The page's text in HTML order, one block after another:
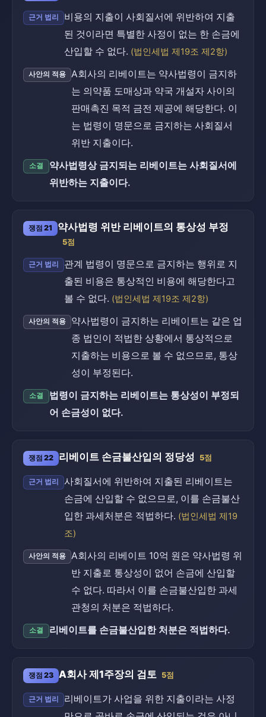
근거 법리
비용의 지출이 사회질서에 위반하여 지출
된 것이라면 특별한 사정이 없는 한 손금에
산입할 수 없다. (법인세법 제19조 제2항)
사안의 적용
A회사의 리베이트는 약사법령이 금지하
는 의약품 도매상과 약국 개설자 사이의
판매촉진 목적 금전 제공에 해당한다. 이
는 법령이 명문으로 금지하는 사회질서
위반 지출이다.
소결
약사법령상 금지되는 리베이트는 사회질서에
위반하는 지출이다.
쟁점 21 약사법령 위반 리베이트의 통상성 부정
5점
근거 법리
관계 법령이 명문으로 금지하는 행위로 지
출된 비용은 통상적인 비용에 해당한다고
볼 수 없다. (법인세법 제19조 제2항)
사안의 적용
약사법령이 금지하는 리베이트는 같은 업
종 법인이 적법한 상황에서 통상적으로
지출하는 비용으로 볼 수 없으므로, 통상
성이 부정된다.
소결
법령이 금지하는 리베이트는 통상성이 부정되
어 손금성이 없다.
쟁점 22 리베이트 손금불산입의 정당성 5점
근거 법리
사회질서에 위반하여 지출된 리베이트는
손금에 산입할 수 없으므로, 이를 손금불산
입한 과세처분은 적법하다. (법인세법 제19
조)
사안의 적용
A회사의 리베이트 10억 원은 약사법령 위
반 지출로 통상성이 없어 손금에 산입할
수 없다. 따라서 이를 손금불산입한 과세
관청의 처분은 적법하다.
소결 리베이트를 손금불산입한 처분은 적법하다.
쟁점 23 A회사 제1주장의 검토 5점
근거 법리
리베이트가 사업을 위한 지출이라는 사정